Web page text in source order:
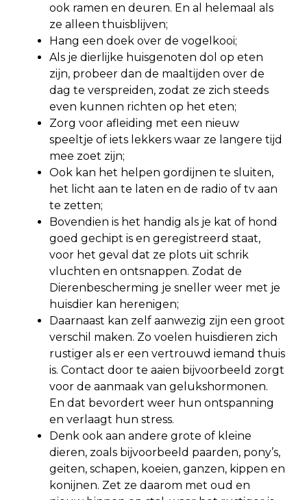
ook ramen en deuren. En al helemaal als
ze alleen thuisblijven;
Hang een doek over de vogelkooi;
Als je dierlijke huisgenoten dol op eten
zijn, probeer dan de maaltijden over de
dag te verspreiden, zodat ze zich steeds
even kunnen richten op het eten;
Zorg voor afleiding met een nieuw
speeltje of iets lekkers waar ze langere tijd
mee zoet zijn;
Ook kan het helpen gordijnen te sluiten,
het licht aan te laten en de radio of tv aan
te zetten;
Bovendien is het handig als je kat of hond
goed gechipt is en geregistreerd staat,
voor het geval dat ze plots uit schrik
vluchten en ontsnappen. Zodat de
Dierenbescherming je sneller weer met je
huisdier kan herenigen;
Daarnaast kan zelf aanwezig zijn een groot
verschil maken. Zo voelen huisdieren zich
rustiger als er een vertrouwd iemand thuis
is. Contact door te aaien bijvoorbeeld zorgt
voor de aanmaak van gelukshormonen.
En dat bevordert weer hun ontspanning
en verlaagt hun stress.
Denk ook aan andere grote of kleine
dieren, zoals bijvoorbeeld paarden, pony’s,
geiten, schapen, koeien, ganzen, kippen en
konijnen. Zet ze daarom met oud en